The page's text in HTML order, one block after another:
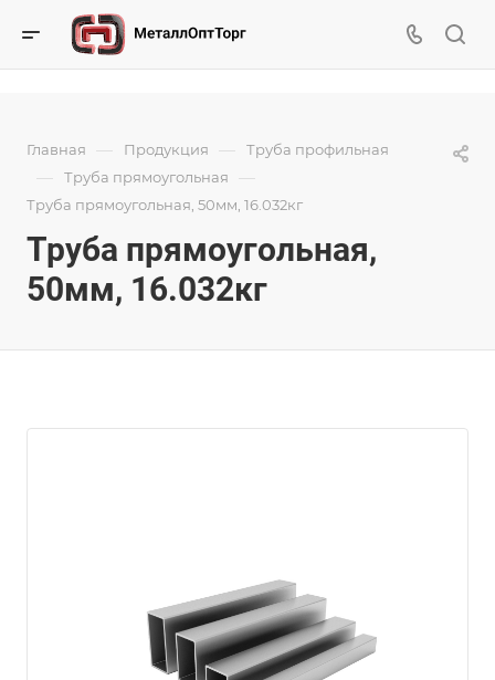
Главная — Продукция — Труба профильная
— Труба прямоугольная —
Труба прямоугольная, 50мм, 16.032кг
Труба прямоугольная,
50мм, 16.032кг